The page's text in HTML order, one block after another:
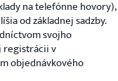
na telefónne hovory),
od základnej sadzby.
svojho
registrácii v
objednávkového